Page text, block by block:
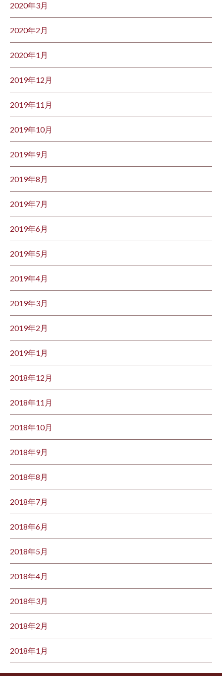
2020年3月
2020年2月
2020年1月
2019年12月
2019年11月
2019年10月
2019年9月
2019年8月
2019年7月
2019年6月
2019年5月
2019年4月
2019年3月
2019年2月
2019年1月
2018年12月
2018年11月
2018年10月
2018年9月
2018年8月
2018年7月
2018年6月
2018年5月
2018年4月
2018年3月
2018年2月
2018年1月